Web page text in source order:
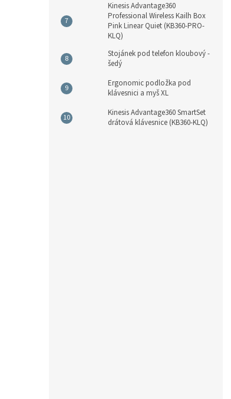
Kinesis Advantage360
Professional Wireless Kailh Box
Pink Linear Quiet (KB360-PRO-
KLQ)
Stojánek pod telefon kloubový -
šedý
Ergonomic podložka pod
klávesnici a myš XL
Kinesis Advantage360 SmartSet
drátová klávesnice (KB360-KLQ)